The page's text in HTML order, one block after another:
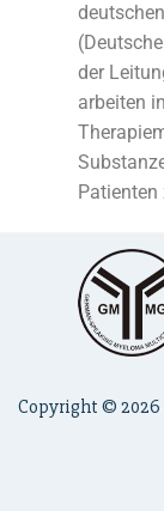
der
arbeiten
Patienten
Copyright © 2026